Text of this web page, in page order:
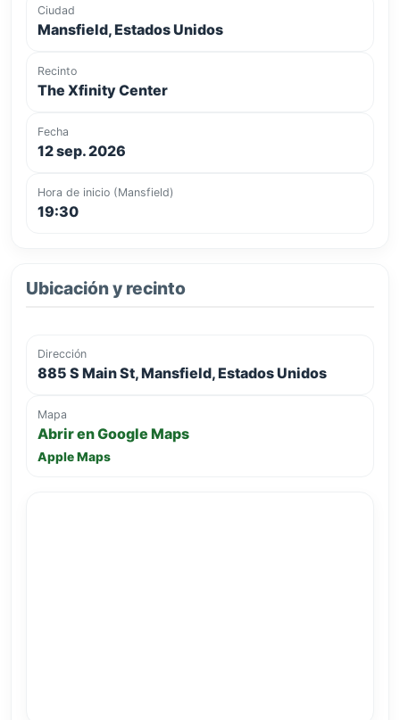
Ciudad
Mansfield, Estados Unidos
Recinto
The Xfinity Center
Fecha
12 sep. 2026
Hora de inicio (Mansfield)
19:30
Ubicación y recinto
Dirección
885 S Main St, Mansfield, Estados Unidos
Mapa
Abrir en Google Maps
Apple Maps